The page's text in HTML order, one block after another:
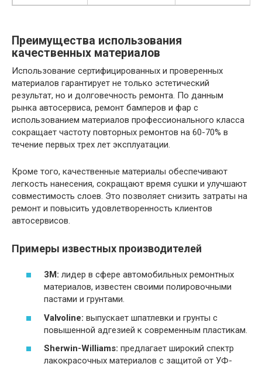
Преимущества использования
качественных материалов
Использование сертифицированных и проверенных
материалов гарантирует не только эстетический
результат, но и долговечность ремонта. По данным
рынка автосервиса, ремонт бамперов и фар с
использованием материалов профессионального класса
сокращает частоту повторных ремонтов на 60-70% в
течение первых трех лет эксплуатации.
Кроме того, качественные материалы обеспечивают
легкость нанесения, сокращают время сушки и улучшают
совместимость слоев. Это позволяет снизить затраты на
ремонт и повысить удовлетворенность клиентов
автосервисов.
Примеры известных производителей
3M: лидер в сфере автомобильных ремонтных
материалов, известен своими полировочными
пастами и грунтами.
Valvoline: выпускает шпатлевки и грунты с
повышенной адгезией к современным пластикам.
Sherwin-Williams: предлагает широкий спектр
лакокрасочных материалов с защитой от УФ-